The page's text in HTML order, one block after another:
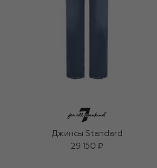
Джинсы Standard
29 150 ₽